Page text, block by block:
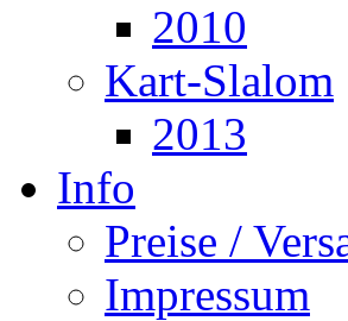
2010
Kart-Slalom
2013
Info
Preise /
Impressum